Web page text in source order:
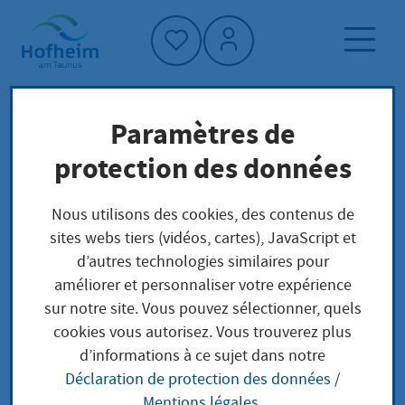
Accueil"
Page d'accueil
Actualités et appels d'offres
Aktuelles aus Hofheim
„PARTYzipation“ im Haus der Jugend
„PARTYzipation“ im
Haus der Jugend
|Jugendliche
Paramètres de
protection des données
Nous utilisons des cookies, des contenus de
sites webs tiers (vidéos, cartes), JavaScript et
d’autres technologies similaires pour
améliorer et personnaliser votre expérience
sur notre site. Vous pouvez sélectionner, quels
cookies vous autorisez. Vous trouverez plus
d’informations à ce sujet dans notre
Déclaration de protection des données /